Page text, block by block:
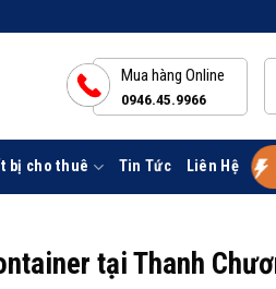
Mua hàng Online
0946.45.9966
bị cho thuê Tin Tức Liên Hệ
tại Thanh